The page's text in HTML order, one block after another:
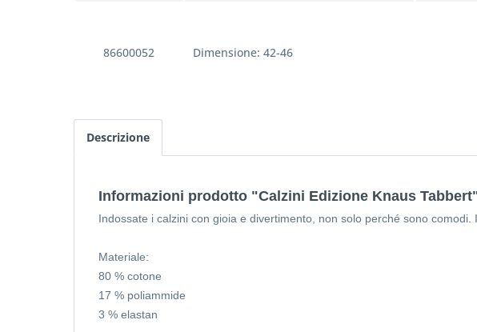
86600052 Dimensione: 42-46
Descrizione
Informazioni prodotto "Calzini Edizione Knaus
Indossate i calzini con gioia e divertimento, non solo perché sono comodi.
Materiale:
80 % cotone
17 % poliammide
3 % elastan